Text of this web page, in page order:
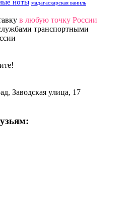
ноты мадагаскарская ваниль
в любую точку России
транспортными
Заводская улица, 17